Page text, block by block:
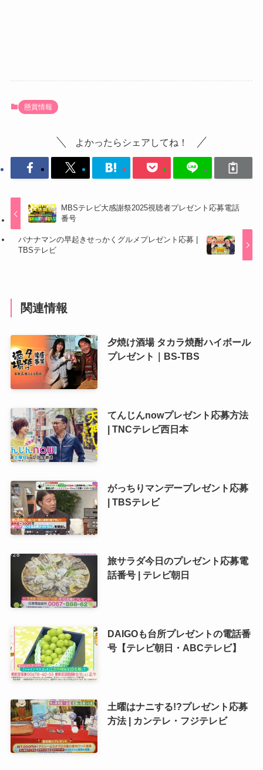
懸賞情報
よかったらシェアしてね！
MBSテレビ大感謝祭2025視聴者プレゼント応募電話
番号
バナナマンの早起きせっかくグルメプレゼント応募 |
TBSテレビ
関連情報
夕焼け酒場 タカラ焼酎ハイボール
プレゼント｜BS-TBS
てんじんnowプレゼント応募方法
| TNCテレビ西日本
がっちりマンデープレゼント応募
| TBSテレビ
旅サラダ今日のプレゼント応募電
話番号 | テレビ朝日
DAIGOも台所プレゼントの電話番
号【テレビ朝日・ABCテレビ】
土曜はナニする!?プレゼント応募
方法 | カンテレ・フジテレビ